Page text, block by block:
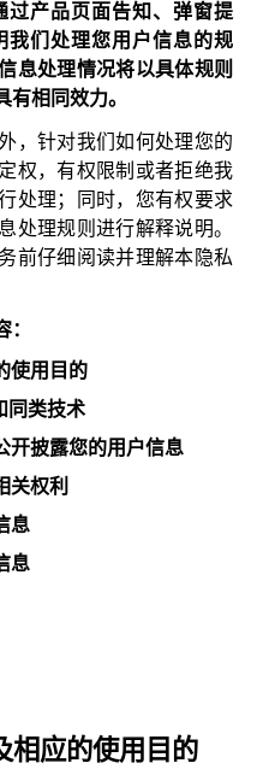
产品页面告知、弹窗提
我们处理您用户信息的规
息处理情况将以具体规则
相同效力。
，针对我们如何处理您的
权，有权限制或者拒绝我
处理；同时，您有权要求
处理规则进行解释说明。
前仔细阅读并理解本隐私
使用目的
同类技术
开披露您的用户信息
关权利
息
息
相应的使用目的